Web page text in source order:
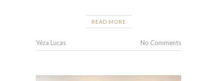
READ MORE
Yéza Lucas No Comments